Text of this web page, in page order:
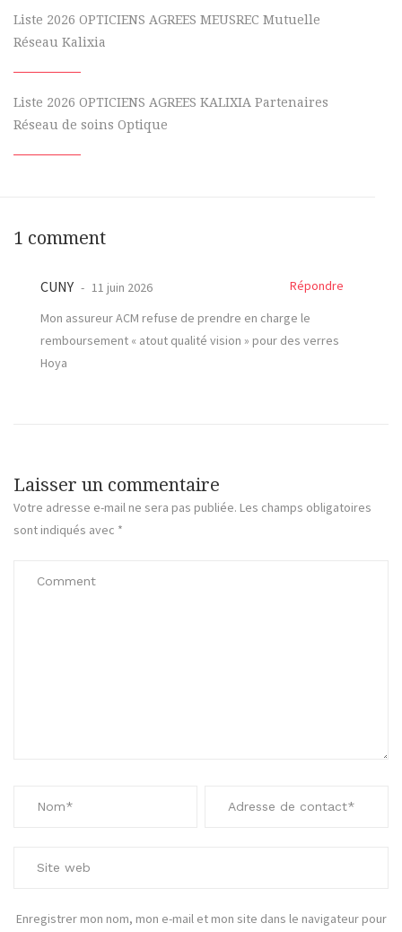
Liste 2026 OPTICIENS AGREES MEUSREC Mutuelle
Réseau Kalixia
Liste 2026 OPTICIENS AGREES KALIXIA Partenaires
Réseau de soins Optique
1 comment
CUNY 11 juin 2026
Répondre
Mon assureur ACM refuse de prendre en charge le
remboursement « atout qualité vision » pour des verres
Hoya
Laisser un commentaire
Votre adresse e-mail ne sera pas publiée. Les champs obligatoires
sont indiqués avec *
Enregistrer mon nom, mon e-mail et mon site dans le navigateur pour